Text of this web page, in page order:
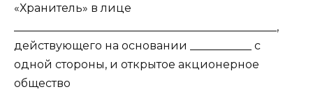
«Хранитель» в лице
_______________________________________________,
действующего на основании ___________ с
одной стороны, и открытое акционерное
общество